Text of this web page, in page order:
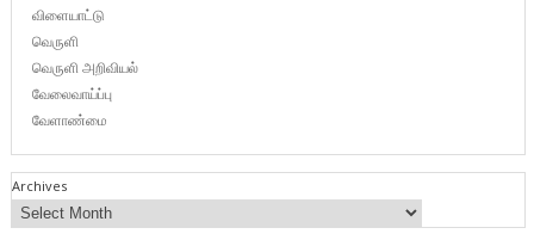
விளையாட்டு
வெருளி
வெருளி அறிவியல்
வேலைவாய்ப்பு
வேளாண்மை
Archives